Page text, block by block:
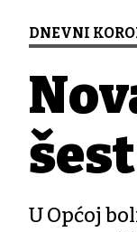
DNEVNI
U Općoj